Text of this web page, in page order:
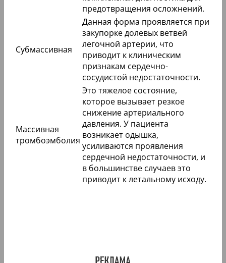
предотвращения осложнений.
Субмассивная
Данная форма проявляется при
закупорке долевых ветвей
легочной артерии, что
приводит к клиническим
признакам сердечно-
сосудистой недостаточности.
Массивная
тромбоэмболия
Это тяжелое состояние,
которое вызывает резкое
снижение артериального
давления. У пациента
возникает одышка,
усиливаются проявления
сердечной недостаточности, и
в большинстве случаев это
приводит к летальному исходу.